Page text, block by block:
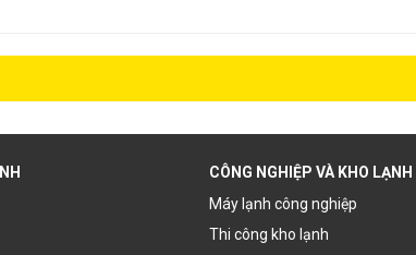
CÔNG NGHIỆP VÀ KHO LẠNH
Máy lạnh công nghiệp
Thi công kho lạnh